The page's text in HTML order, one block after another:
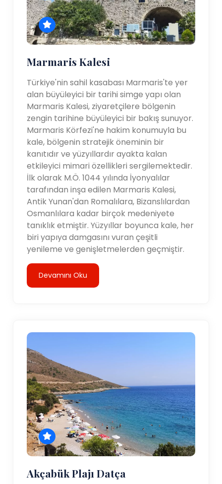
Marmaris Kalesi
Türkiye'nin sahil kasabası Marmaris'te yer
alan büyüleyici bir tarihi simge yapı olan
Marmaris Kalesi, ziyaretçilere bölgenin
zengin tarihine büyüleyici bir bakış sunuyor.
Marmaris Körfezi'ne hakim konumuyla bu
kale, bölgenin stratejik öneminin bir
kanıtıdır ve yüzyıllardır ayakta kalan
etkileyici mimari özellikleri sergilemektedir.
İlk olarak M.Ö. 1044 yılında İyonyalılar
tarafından inşa edilen Marmaris Kalesi,
Antik Yunan'dan Romalılara, Bizanslılardan
Osmanlılara kadar birçok medeniyete
tanıklık etmiştir. Yüzyıllar boyunca kale, her
biri yapıya damgasını vuran çeşitli
yenileme ve genişletmelerden geçmiştir.
Devamını Oku
Akçabük Plajı Datça